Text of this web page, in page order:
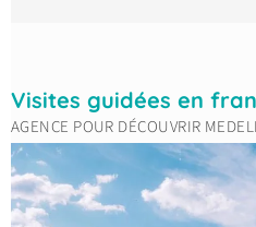
Visites guidées en
AGENCE POUR DÉCOUVRIR